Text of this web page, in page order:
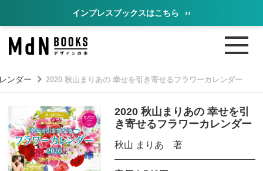
インプレスブックスはこちら ››
ンダー 2020 秋山まりあの 幸せを引き寄せるフラワーカレンダー
2020 秋山まりあの 幸せを引
き寄せるフラワーカレンダー
秋山 まりあ 著